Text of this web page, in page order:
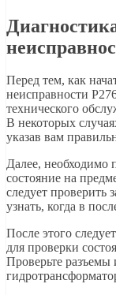
Перед тем, как
неисправности
технического
В некоторых
указав вам
Далее, необходимо
состояние на
следует проверить
узнать, когда в
После этого
для проверки
Проверьте разъемы